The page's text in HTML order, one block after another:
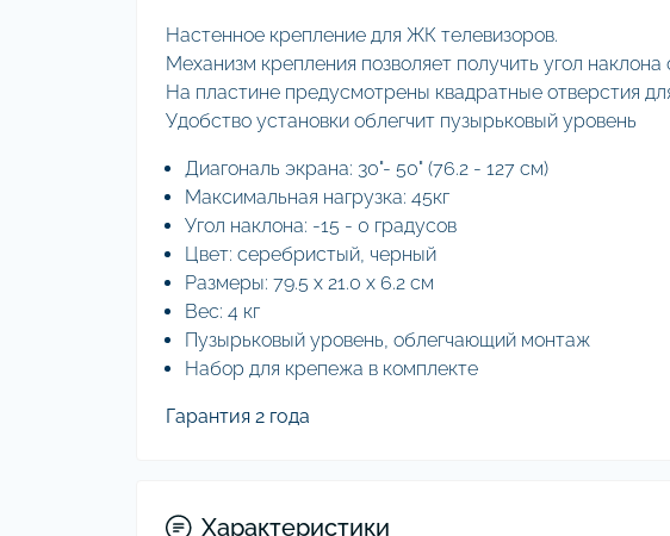
Настенное крепление для ЖК телевизоров.
Механизм крепления позволяет получить угол наклона
На пластине предусмотрены квадратные отверстия
Удобство установки облегчит пузырьковый уровень
Диагональ экрана: 30"- 50" (76.2 - 127 см)
Максимальная нагрузка: 45кг
Угол наклона: -15 - 0 градусов
Цвет: серебристый, черный
Размеры: 79.5 х 21.0 х 6.2 см
Вес: 4 кг
Пузырьковый уровень, облегчающий монтаж
Набор для крепежа в комплекте
Гарантия 2 года
Характеристики